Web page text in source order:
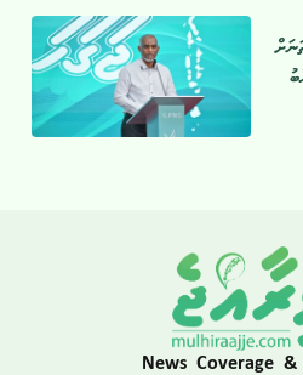
News Coverage